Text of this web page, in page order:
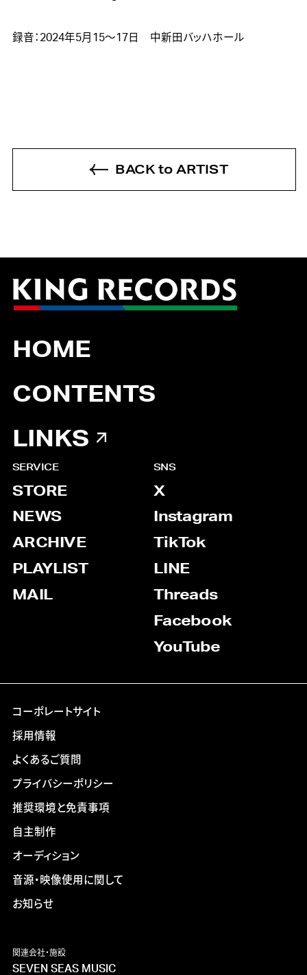
BACK to ARTIST
HOME
CONTENTS
LINKS
SERVICE
STORE
NEWS
ARCHIVE
PLAYLIST
MAIL
SNS
X
Instagram
TikTok
LINE
Threads
Facebook
YouTube
コーポレートサイト
採用情報
よくあるご質問
プライバシーポリシー
推奨環境と免責事項
自主制作
オーディション
音源・映像使用に関して
お知らせ
関連会社・施設
SEVEN SEAS MUSIC